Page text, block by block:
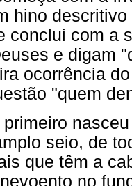
hino
conclui com a
e digam
ocorrência
"quem
seio, de
que têm a
no